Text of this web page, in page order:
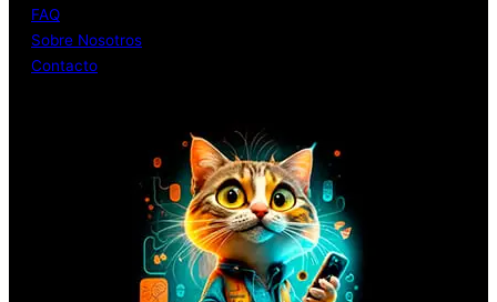
FAQ
Sobre Nosotros
Contacto